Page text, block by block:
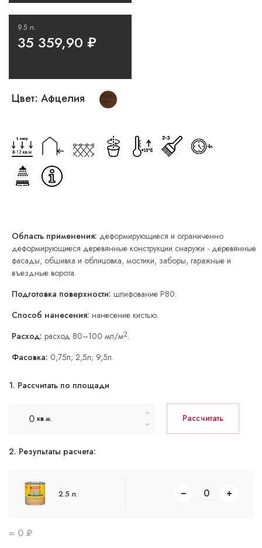
9.5 л.
35 359,90 ₽
Цвет: Афцелия
Область применения: деформирующиеся и ограниченно
деформирующиеся деревянные конструкции снаружи - деревянные
фасады, обшивка и облицовка, мостики, заборы, гаражные и
въездные ворота.
Подготовка поверхности: шлифование Р80.
Способ нанесения: нанесение кистью.
Расход: расход 80–100 мл/м2.
Фасовка: 0,75л; 2,5л; 9,5л.
1. Рассчитать по площади
кв.м. Рассчитать
2. Результаты расчета:
2.5 л.
= 0 ₽